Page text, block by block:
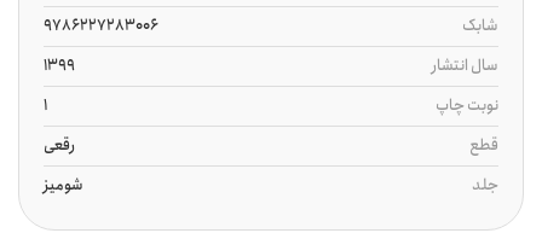
شابک
9786227283006
سال انتشار
1399
نوبت چاپ
1
قطع
رقعی
جلد
شومیز